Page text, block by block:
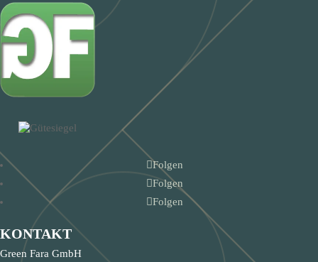
Folgen
Folgen
Folgen
KONTAKT
Green Fara GmbH